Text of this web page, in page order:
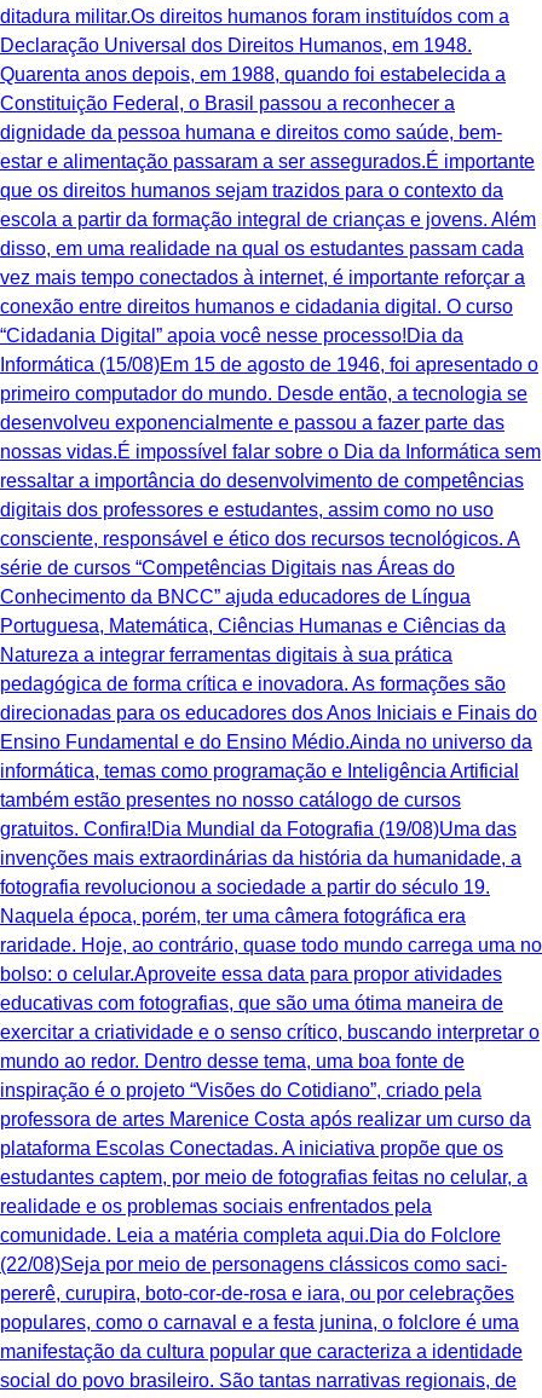
ditadura militar.Os direitos humanos foram instituídos com a
Declaração Universal dos Direitos Humanos, em 1948.
Quarenta anos depois, em 1988, quando foi estabelecida a
Constituição Federal, o Brasil passou a reconhecer a
dignidade da pessoa humana e direitos como saúde, bem-
estar e alimentação passaram a ser assegurados.É importante
que os direitos humanos sejam trazidos para o contexto da
escola a partir da formação integral de crianças e jovens. Além
disso, em uma realidade na qual os estudantes passam cada
vez mais tempo conectados à internet, é importante reforçar a
conexão entre direitos humanos e cidadania digital. O curso
“Cidadania Digital” apoia você nesse processo!Dia da
Informática (15/08)Em 15 de agosto de 1946, foi apresentado o
primeiro computador do mundo. Desde então, a tecnologia se
desenvolveu exponencialmente e passou a fazer parte das
nossas vidas.É impossível falar sobre o Dia da Informática sem
ressaltar a importância do desenvolvimento de competências
digitais dos professores e estudantes, assim como no uso
consciente, responsável e ético dos recursos tecnológicos. A
série de cursos “Competências Digitais nas Áreas do
Conhecimento da BNCC” ajuda educadores de Língua
Portuguesa, Matemática, Ciências Humanas e Ciências da
Natureza a integrar ferramentas digitais à sua prática
pedagógica de forma crítica e inovadora. As formações são
direcionadas para os educadores dos Anos Iniciais e Finais do
Ensino Fundamental e do Ensino Médio.Ainda no universo da
informática, temas como programação e Inteligência Artificial
também estão presentes no nosso catálogo de cursos
gratuitos. Confira!Dia Mundial da Fotografia (19/08)Uma das
invenções mais extraordinárias da história da humanidade, a
fotografia revolucionou a sociedade a partir do século 19.
Naquela época, porém, ter uma câmera fotográfica era
raridade. Hoje, ao contrário, quase todo mundo carrega uma no
bolso: o celular.Aproveite essa data para propor atividades
educativas com fotografias, que são uma ótima maneira de
exercitar a criatividade e o senso crítico, buscando interpretar o
mundo ao redor. Dentro desse tema, uma boa fonte de
inspiração é o projeto “Visões do Cotidiano”, criado pela
professora de artes Marenice Costa após realizar um curso da
plataforma Escolas Conectadas. A iniciativa propõe que os
estudantes captem, por meio de fotografias feitas no celular, a
realidade e os problemas sociais enfrentados pela
comunidade. Leia a matéria completa aqui.Dia do Folclore
(22/08)Seja por meio de personagens clássicos como saci-
pererê, curupira, boto-cor-de-rosa e iara, ou por celebrações
populares, como o carnaval e a festa junina, o folclore é uma
manifestação da cultura popular que caracteriza a identidade
social do povo brasileiro. São tantas narrativas regionais, de